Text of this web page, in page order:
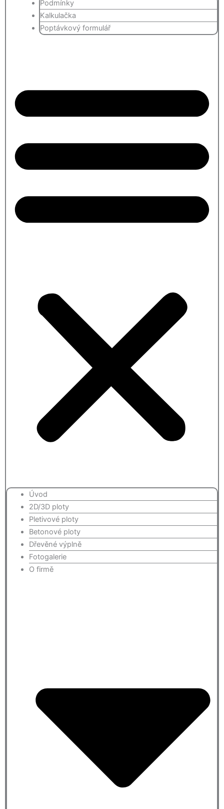
Podmínky
Kalkulačka
Poptávkový formulář
Úvod
2D/3D ploty
Pletivové ploty
Betonové ploty
Dřevěné výplně
Fotogalerie
O firmě